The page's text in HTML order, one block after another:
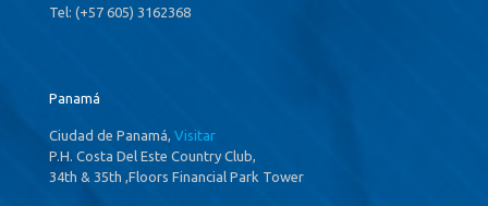
Tel: (+57 605) 3162368
Panamá
Ciudad de Panamá, Visitar
P.H. Costa Del Este Country Club,
34th & 35th ,Floors Financial Park Tower